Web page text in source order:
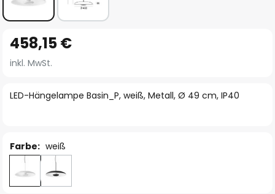
Anfang
der
springen
LED-Hängelampe Basin_P, weiß, Metall, Ø 49 cm, IP40
458,15 €
inkl. MwSt.
Farbe: weiß